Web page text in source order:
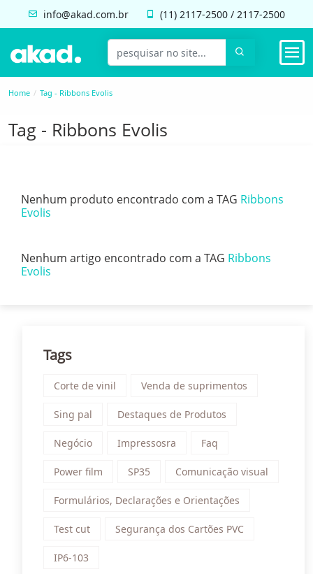
info@akad.com.br (11) 2117-2500 / 2117-2500
Home Tag - Ribbons Evolis
Tag - Ribbons Evolis
Nenhum produto encontrado com a TAG Ribbons
Evolis
Nenhum artigo encontrado com a TAG Ribbons
Evolis
Tags
Corte de vinil Venda de suprimentos
Sing pal Destaques de Produtos
Negócio Impressosra Faq
Power film SP35 Comunicação visual
Formulários, Declarações e Orientações
Test cut Segurança dos Cartões PVC
IP6-103